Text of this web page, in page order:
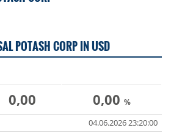
POTASH CORP IN USD
0,00 0,00 %
04.06.2026 23:20:00